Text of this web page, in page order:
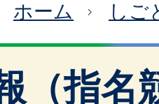
ホーム しご
（指名